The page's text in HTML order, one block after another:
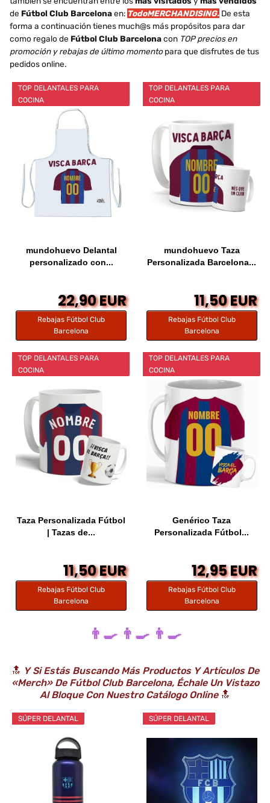
de Fútbol Club Barcelonaen: TodoMERCHANDISING. De esta
forma a continuación tienes much@s más propósitos para dar
como regalo de Fútbol Club Barcelonacon TOP precios en
promoción y rebajas de último momentopara que disfrutes de tus
pedidos online.
TOP DELANTALES PARA
COCINA
mundohuevo Delantal
personalizado con...
22,90 EUR
Rebajas Fútbol Club
Barcelona
TOP DELANTALES PARA
COCINA
mundohuevo Taza
Personalizada Barcelona...
11,50 EUR
Rebajas Fútbol Club
Barcelona
TOP DELANTALES PARA
COCINA
Taza Personalizada Fútbol
| Tazas de...
11,50 EUR
Rebajas Fútbol Club
Barcelona
TOP DELANTALES PARA
COCINA
Genérico Taza
Personalizada Fútbol...
12,95 EUR
Rebajas Fútbol Club
Barcelona
👨‍🍳 👨‍🍳 👨‍🍳
🔝 Y Si Estás Buscando Más Productos Y Artículos De
«Merch» De Fútbol Club Barcelona, Échale Un Vistazo
Al Bloque Con Nuestro Catálogo Online🔝
SÚPER DELANTAL SÚPER DELANTAL